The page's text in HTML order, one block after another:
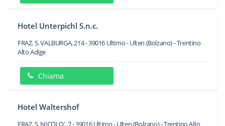
Hotel Unterpichl S.n.c.
FRAZ. S. VALBURGA, 214-39016 Ultimo - Ulten (Bolzano) -Trentino
Alto Adige
Chiama
Hotel Waltershof
FRAZ. S. NICOLO', 7-39016 Ultimo - Ulten(Bolzano) -Trentino Alto